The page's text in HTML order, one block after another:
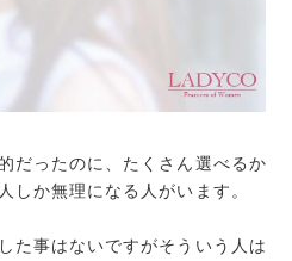
だったのに、たくさん選べるか
しか無理になる人がいます。
た事はないですがそういう人は